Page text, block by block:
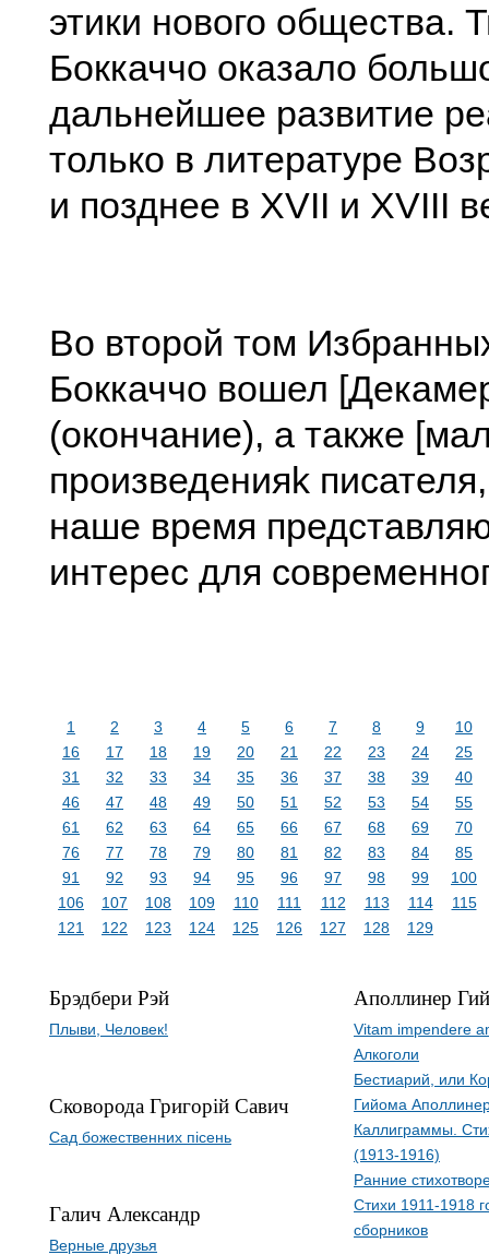
этики нового общества.
Боккаччо оказало
дальнейшее развитие
только в литературе
и позднее в XVII и XVIII
Во второй том
Боккаччо вошел
(окончание), а также
произведенияk
наше время
интерес для
1 2 3 4 5 6 7 8 9
10
16
17 18 19 20 21 22 23 24
25
31
32 33 34 35 36 37 38 39
40
46
47 48 49 50 51 52 53 54
55
61
62 63 64 65 66 67 68 69
70
76
77 78 79 80 81 82 83 84
85
91
92 93 94 95 96 97 98 99
100
106
107 108 109 110 111 112 113 114
115
121
122 123 124 125 126 127 128 129
Брэдбери Рэй
Плыви, Человек!
Сковорода Григорій Савич
Сад божественних пісень
Галич Александр
Верные друзья
Аполлинер
Vitam impendere
Алкоголи
Бестиарий, или
Гийома
Каллиграммы.
(1913-1916)
Ранние
Стихи 1911-1918
сборников